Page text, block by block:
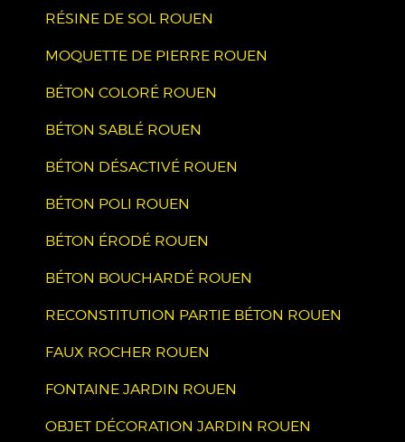
RÉSINE DE SOL ROUEN
MOQUETTE DE PIERRE ROUEN
BÉTON COLORÉ ROUEN
BÉTON SABLÉ ROUEN
BÉTON DÉSACTIVÉ ROUEN
BÉTON POLI ROUEN
BÉTON ÉRODÉ ROUEN
BÉTON BOUCHARDÉ ROUEN
RECONSTITUTION PARTIE BÉTON ROUEN
FAUX ROCHER ROUEN
FONTAINE JARDIN ROUEN
OBJET DÉCORATION JARDIN ROUEN